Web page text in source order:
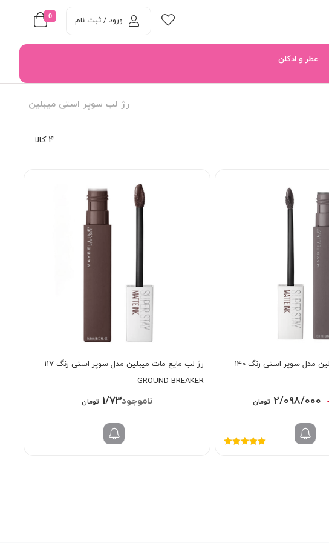
0 ورود / ثبت نام
عطر و ادکلن
رژ لب سوپر استی میبلین
4 کالا
رژ لب مایع مات میبلین مدل سوپر استی رنگ 140
قیمت
بود.
2/098/000 تومانقیمت
رژ لب مایع مات میبلین مدل سوپر استی رنگ 117
GROUND-BREAKER
1/738/000 تومان